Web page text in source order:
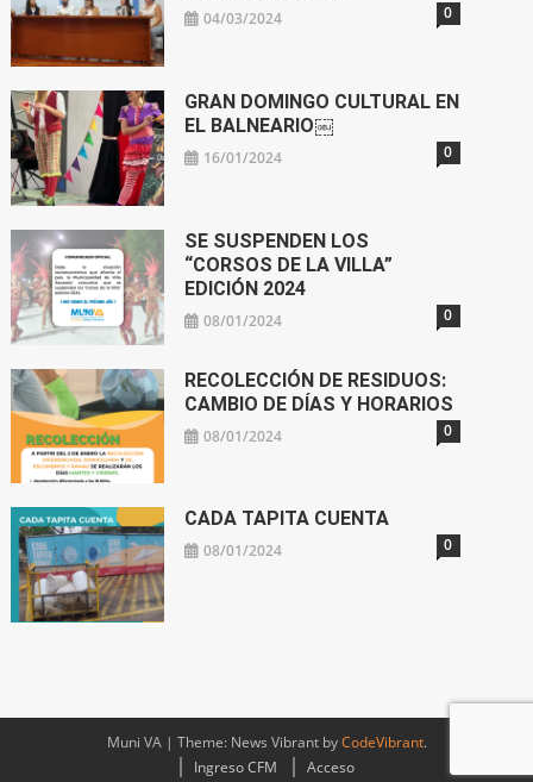
04/03/2024 0
GRAN DOMINGO CULTURAL EN
EL BALNEARIO￼
16/01/2024 0
SE SUSPENDEN LOS
“CORSOS DE LA VILLA”
EDICIÓN 2024
08/01/2024 0
RECOLECCIÓN DE RESIDUOS:
CAMBIO DE DÍAS Y HORARIOS
08/01/2024 0
CADA TAPITA CUENTA
08/01/2024 0
Muni VA | Theme: News Vibrant byCodeVibrant.
Ingreso CFM
Acceso